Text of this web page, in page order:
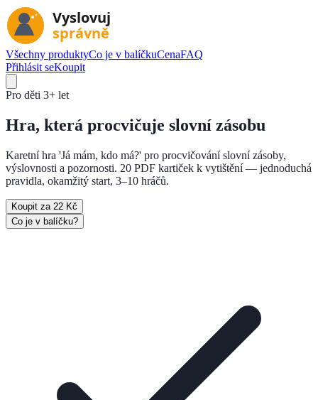
Všechny produktyCo je v balíčkuCenaFAQ
Přihlásit seKoupit
Pro děti 3+ let
Hra, která procvičuje slovní zásobu
Karetní hra 'Já mám, kdo má?' pro procvičování slovní zásoby,
výslovnosti a pozornosti. 20 PDF kartiček k vytištění — jednoduchá
pravidla, okamžitý start, 3–10 hráčů.
Koupit za 22 Kč
Co je v balíčku?